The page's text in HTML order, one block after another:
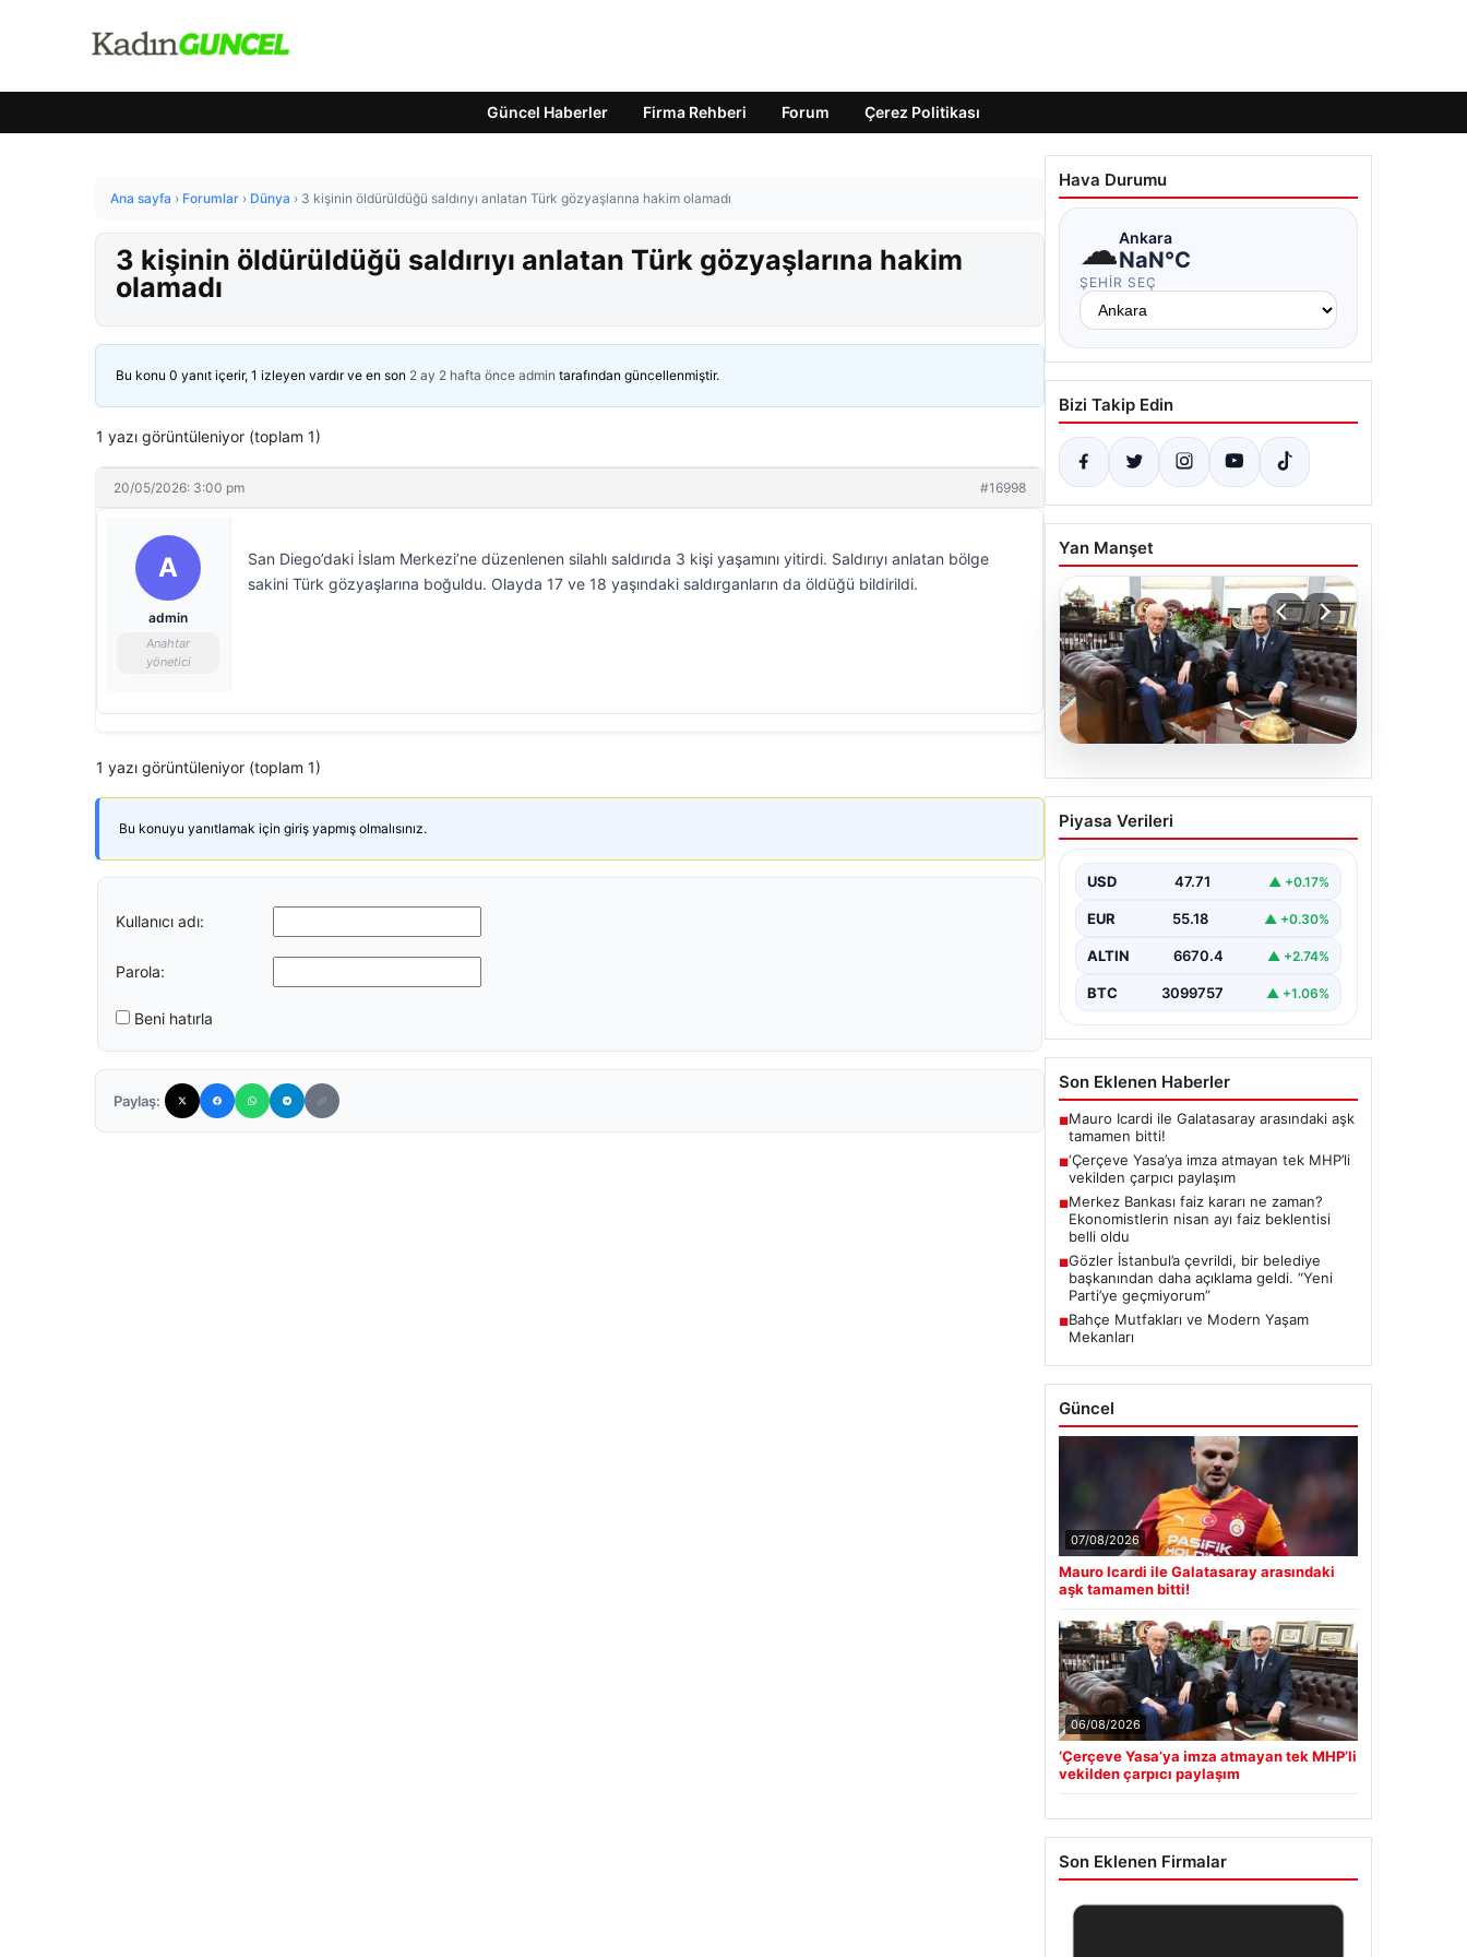
Güncel Haberler Firma Rehberi Forum Çerez Politikası
Ana sayfa › Forumlar › Dünya › 3 kişinin öldürüldüğü saldırıyı anlatan Türk gözyaşlarına hakim olamadı
3 kişinin öldürüldüğü saldırıyı anlatan Türk gözyaşlarına hakim
olamadı
Bu konu 0 yanıt içerir, 1 izleyen vardır ve en son 2 ay 2 hafta önce admin tarafından güncellenmiştir.
1 yazı görüntüleniyor (toplam 1)
20/05/2026: 3:00 pm #16998
A
admin
Anahtar
yönetici
San Diego’daki İslam Merkezi’ne düzenlenen silahlı saldırıda 3 kişi yaşamını yitirdi. Saldırıyı anlatan bölge
sakini Türk gözyaşlarına boğuldu. Olayda 17 ve 18 yaşındaki saldırganların da öldüğü bildirildi.
1 yazı görüntüleniyor (toplam 1)
Bu konuyu yanıtlamak için giriş yapmış olmalısınız.
Kullanıcı adı:
Parola:
Beni hatırla
Paylaş:
Hava Durumu
☁Ankara
NaN°C
ŞEHIR SEÇ
Bizi Takip Edin
Yan Manşet
06.08.2026
‘Çerçeve Yasa’ya imza
atmayan tek MHP’li
Piyasa Verileri
USD 47.71 ▲ +0.17%
EUR 55.18 ▲ +0.30%
ALTIN 6670.4 ▲ +2.74%
BTC 3099757 ▲ +1.06%
Son Eklenen Haberler
■Mauro Icardi ile Galatasaray arasındaki aşk
tamamen bitti!
■‘Çerçeve Yasa’ya imza atmayan tek MHP’li
vekilden çarpıcı paylaşım
■Merkez Bankası faiz kararı ne zaman?
Ekonomistlerin nisan ayı faiz beklentisi
belli oldu
■Gözler İstanbul’a çevrildi, bir belediye
başkanından daha açıklama geldi. “Yeni
Parti’ye geçmiyorum”
■Bahçe Mutfakları ve Modern Yaşam
Mekanları
Güncel
07/08/2026
Mauro Icardi ile Galatasaray arasındaki
aşk tamamen bitti!
06/08/2026
‘Çerçeve Yasa’ya imza atmayan tek MHP’li
vekilden çarpıcı paylaşım
Son Eklenen Firmalar